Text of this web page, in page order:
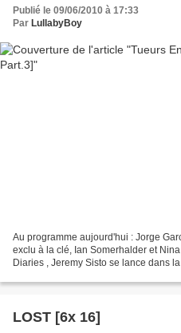
Publié le 09/06/2010 à 17:33
Par LullabyBoy
Au programme aujourd'hui : Jorge
exclu à la clé, Ian Somerhalder et
Diaries , Jeremy Sisto se lance dans
LOST [6x 16]